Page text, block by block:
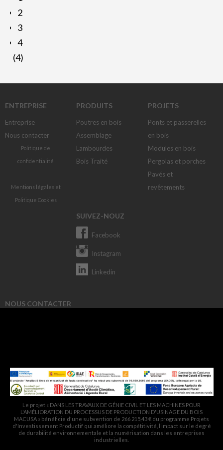
2
3
4
(4)
ENTREPRISE
Entreprise
Nous contacter
Politique de
confidentialité
Mentions légales et
Politique Cookies
PRODUITS
Poutres en bois
Assemblage
Lambourdes
Bois Traité
PROJETS
Ponts et passerelles
en bois
Modules en bois
Pergolas et porches
Pavés et
revêtements
SUIVEZ-NOUZ
Facebook
Instagram
Linkedin
NOUS CONTACTER
Le projet « DANS LES TRAVAUX DE GÉNIE CIVIL ET LES MACHINES POUR
L'AMÉLIORATION DU PROCESSUS DE PRODUCTION D'USINAGE DU BOIS
MACUSA » bénéficie d'une subvention de 266 215,43 € du programme Projets
d'Investissement Productif qui améliore la compétitivité, l’impact sur le degré
de durabilité environnementale et la numérisation dans les entreprises
industrielles.